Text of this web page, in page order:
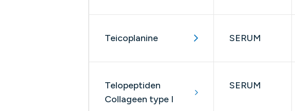
Teicoplanine SERUM
Telopeptiden
Collageen type I
SERUM